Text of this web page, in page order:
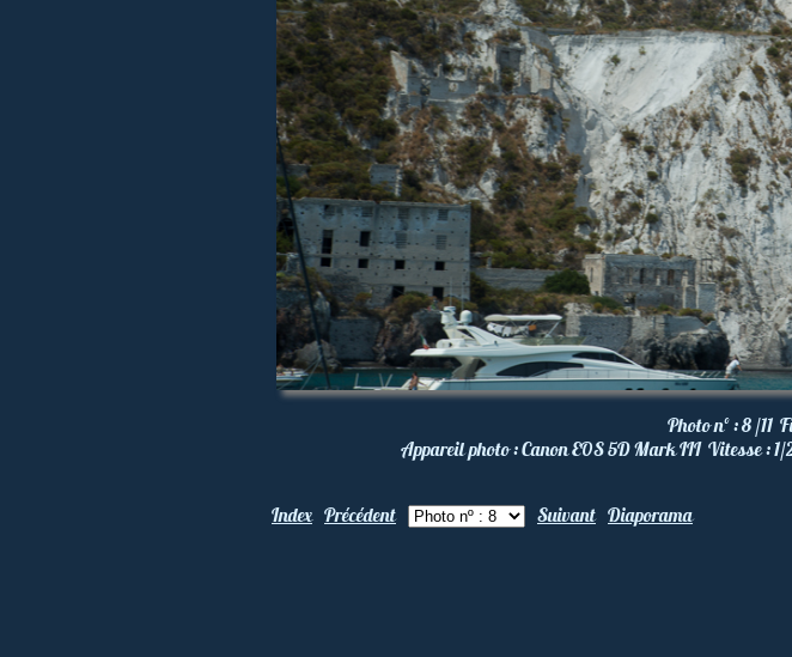
Photo nº :8 /11
Appareil photo :Canon EOS 5D Mark III Vitesse :1/
Index Précédent Suivant Diaporama